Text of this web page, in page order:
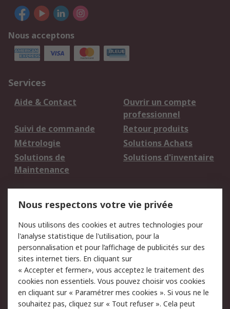
Nous acceptons
Services
Aide & Contact
Ouvrir un compte
professionnel
Suivi de commande
Retour produits
Métrologie
Solutions Achats
Solutions de
Maintenance
Solutions d'inventaire
du site
Politique de protection
des données - Mise à
jour
Sécurité des E-mails
Conditions générales
de vente
Politique anti-
corruption
Nous respectons votre vie privée
Nous utilisons des cookies et autres technologies pour
l'analyse statistique de l'utilisation, pour la
personnalisation et pour l’affichage de publicités sur des
sites internet tiers. En cliquant sur
« Accepter et fermer», vous acceptez le traitement des
cookies non essentiels. Vous pouvez choisir vos cookies
en cliquant sur « Paramétrer mes cookies ». Si vous ne le
souhaitez pas, cliquez sur « Tout refuser ». Cela peut